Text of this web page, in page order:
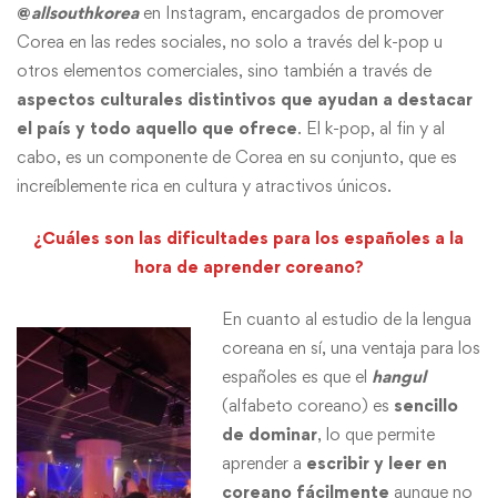
@allsouthkoreaen Instagram, encargados de promover
Corea en las redes sociales, no solo a través del k-pop u
otros elementos comerciales, sino también a través de
aspectos culturales distintivos que ayudan a destacar
el país y todo aquello que ofrece. El k-pop, al fin y al
cabo, es un componente de Corea en su conjunto, que es
increíblemente rica en cultura y atractivos únicos.
¿Cuáles son las dificultades para los españoles a la
hora de aprender coreano?
En cuanto al estudio de la lengua
coreana en sí, una ventaja para los
españoles es que el hangul
(alfabeto coreano) es sencillo
de dominar, lo que permite
aprender a escribir y leer en
coreano fácilmente aunque no